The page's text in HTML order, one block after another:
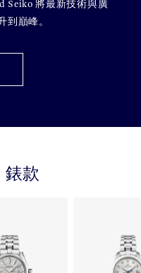
Seiko 將最新技術與廣
到巔峰。
錶款